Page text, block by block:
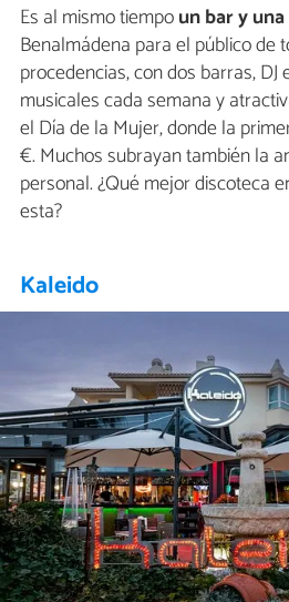
Es al mismo tiempoun bar y
Benalmádena para el público de
procedencias, con dos barras,
musicales cada semana y
el Día de la Mujer, donde la
€. Muchos subrayan también la
personal. ¿Qué mejor discoteca
esta?
Kaleido